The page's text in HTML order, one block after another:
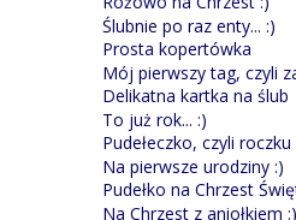
Ślubnie po raz enty... :)
Prosta kopertówka
Mój pierwszy tag, czyli
Delikatna kartka na ślub
To już rok... :)
Pudełeczko, czyli roczku
Na pierwsze urodziny :)
Pudełko na Chrzest
Na Chrzest z aniołkiem :)